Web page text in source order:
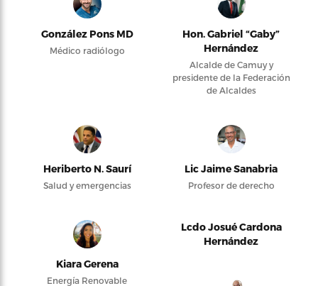
González Pons MD
Médico radiólogo
Hon. Gabriel “Gaby”
Hernández
Alcalde de Camuy y
presidente de la Federación
de Alcaldes
Heriberto N. Saurí
Salud y emergencias
Lic Jaime Sanabria
Profesor de derecho
Kiara Gerena
Energía Renovable
Lcdo Josué Cardona
Hernández